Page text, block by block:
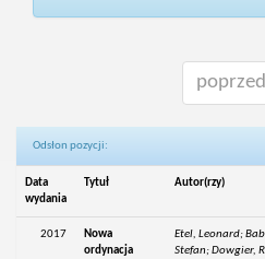
Odsłon pozycji:
Data
wydania
Tytuł Autor(rzy)
2017
Nowa
ordynacja
Etel, Leonard;
Stefan; Dowgier,